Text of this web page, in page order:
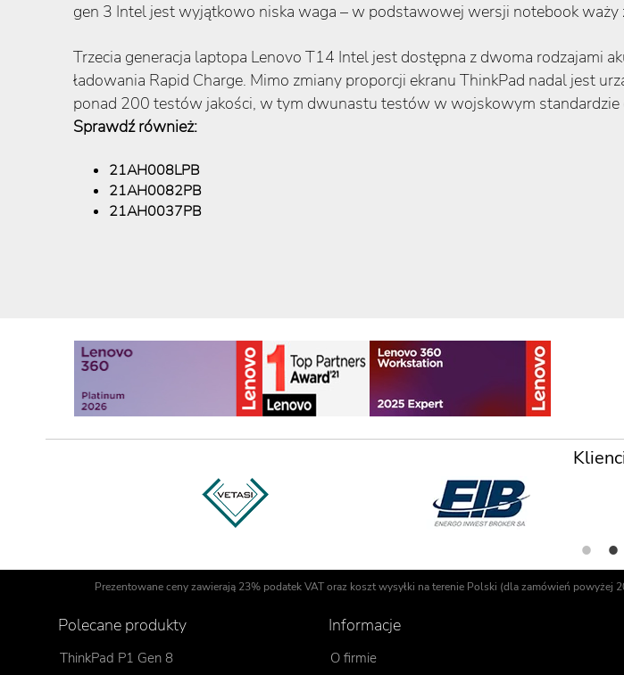
gen 3 Intel jest wyjątkowo niska waga – w podstawowej wersji notebook waży
Trzecia generacja laptopa Lenovo T14 Intel jest dostępna z dwoma rodzajami
ładowania Rapid Charge. Mimo zmiany proporcji ekranu ThinkPad nadal jest
ponad 200 testów jakości, w tym dwunastu testów w wojskowym standardzie
Sprawdź również:
21AH008LPB
21AH0082PB
21AH0037PB
Prezentowane ceny zawierają 23% podatek VAT oraz koszt wysyłki na terenie Polski (dla zamówień
Polecane produkty
ThinkPad P1 Gen 8
Informacje
O firmie